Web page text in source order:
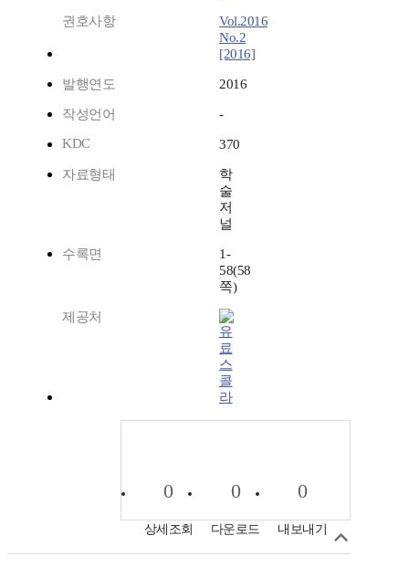
권호사항
Vol.2016
No.2
[2016]
발행연도 2016
작성언어
-
KDC
370
자료형태
학
술
저
널
수록면
1-
58(58
쪽)
제공처
스
콜
라
0
상세조회
0
다운로드
0
내보내기